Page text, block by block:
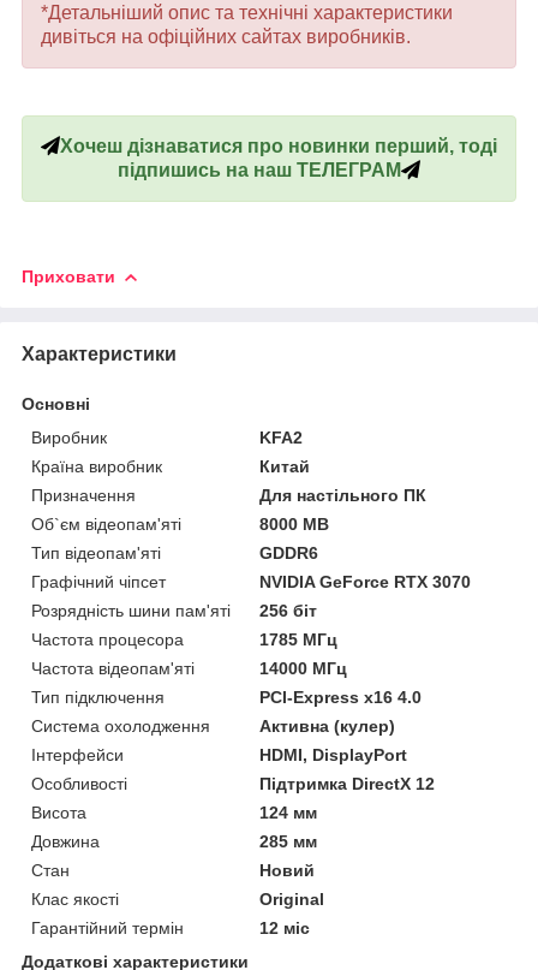
*Детальніший опис та технічні характеристики
дивіться на офіційних сайтах виробників.
Хочеш дізнаватися про новинки перший, тоді
підпишись на наш ТЕЛЕГРАМ
Приховати
Характеристики
Основні
Виробник
KFA2
Країна виробник
Китай
Призначення
Для настільного ПК
Об`єм відеопам'яті
8000 MB
Тип відеопам'яті
GDDR6
Графічний чіпсет
NVIDIA GeForce RTX 3070
Розрядність шини пам'яті
256 біт
Частота процесора
1785 МГц
Частота відеопам'яті
14000 МГц
Тип підключення
PCI-Express x16 4.0
Система охолодження
Активна (кулер)
Інтерфейси
HDMI, DisplayPort
Особливості
Підтримка DirectX 12
Висота
124 мм
Довжина
285 мм
Стан
Новий
Клас якості
Original
Гарантійний термін
12 міс
Додаткові характеристики